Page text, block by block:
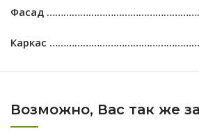
Фасад
Каркас
Возможно, Вас так же